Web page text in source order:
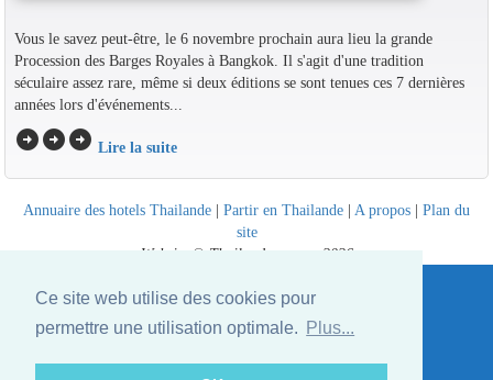
Ce site web utilise des cookies pour
permettre une utilisation optimale.
Plus...
Vous le savez peut-être, le 6 novembre prochain aura lieu la grande
Procession des Barges Royales à Bangkok. Il s'agit d'une tradition
séculaire assez rare, même si deux éditions se sont tenues ces 7 dernières
années lors d'événements...
arrow_circle_rightarrow_circle_rightarrow_circle_right Lire la suite
Annuaire des hotels Thailande | Partir en Thailande | A propos | Plan du
site
Website © Thailandee.com - 2026